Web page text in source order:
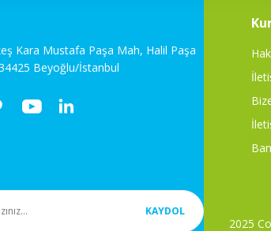
Kara Mustafa Paşa Mah, Halil Paşa
Beyoğlu/İstanbul
KAYDOL
2025